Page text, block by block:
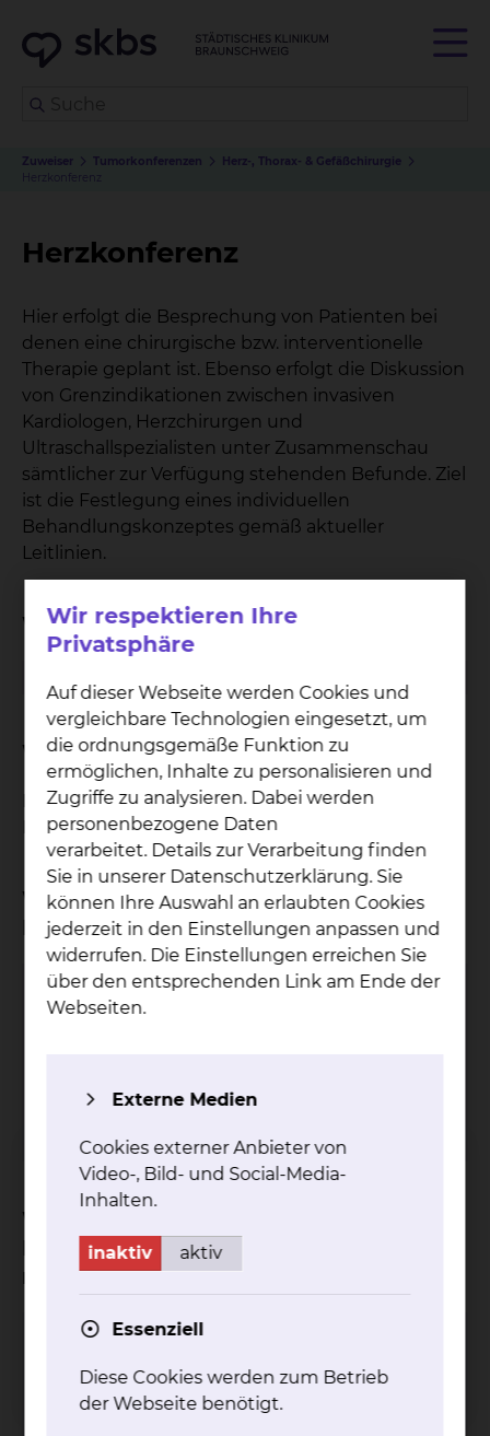
Zuweiser Tumorkonferenzen
Herz-, Thorax- & Gefäßchirurgie
Herzkonferenz
Herzkonferenz
Hier erfolgt die Besprechung von Patienten bei
denen eine chirurgische bzw. interventionelle
Therapie geplant ist. Ebenso erfolgt die Diskussion
von Grenzindikationen zwischen invasiven
Kardiologen, Herzchirurgen und
Ultraschallspezialisten unter Zusammenschau
sämtlicher zur Verfügung stehenden Befunde. Ziel
ist die Festlegung eines individuellen
Behandlungskonzeptes gemäß aktueller
Leitlinien.
Wann findet die Konferenz statt?
Wo findet die Konferenz statt?
Klinik für Kardiologie und Angiologie: Herz-
Katheter Labor
Wie kann ich als Zuweiser an der
Konferenz teilnehmen?
Vanessa Moldenhauer
Fax: +49 531 595 2658
Welche medizinischen
Fachrichtungen des Klinikums
nehmen an der Konferenz teil?
Wir respektieren Ihre
Privatsphäre
Auf dieser Webseite werden Cookies und
vergleichbare Technologien eingesetzt, um
die ordnungsgemäße Funktion zu
ermöglichen, Inhalte zu personalisieren und
Zugriffe zu analysieren. Dabei werden
personenbezogene Daten
verarbeitet. Details zur Verarbeitung finden
Sie in unserer Datenschutzerklärung. Sie
können Ihre Auswahl an erlaubten Cookies
jederzeit in den Einstellungen anpassen und
widerrufen. Die Einstellungen erreichen Sie
über den entsprechenden Link am Ende der
Webseiten.
Externe Medien
Cookies externer Anbieter von
Video-, Bild- und Social-Media-
Inhalten.
inaktiv aktiv
Essenziell
Diese Cookies werden zum Betrieb
der Webseite benötigt.